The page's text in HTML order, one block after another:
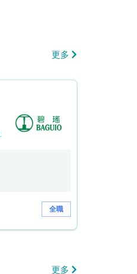
更多
全職
更多